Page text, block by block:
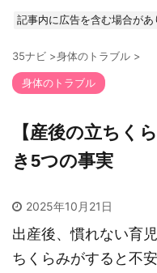
記事内に広告を含む場合があ
35ナビ >身体のトラブル >
身体のトラブル
【産後の立ちく
き5つの事実
2025年10月21日
出産後、慣れない育
ちくらみがすると不